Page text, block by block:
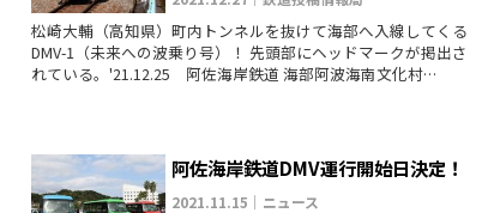
松崎大輔（高知県）町内トンネルを抜けて海部へ入線してくる
DMV-1（未来への波乗り号）！ 先頭部にヘッドマークが掲出さ
れている。'21.12.25 阿佐海岸鉄道 海部阿波海南文化村…
阿佐海岸鉄道DMV運行開始日決定！
2021.11.15｜ニュース